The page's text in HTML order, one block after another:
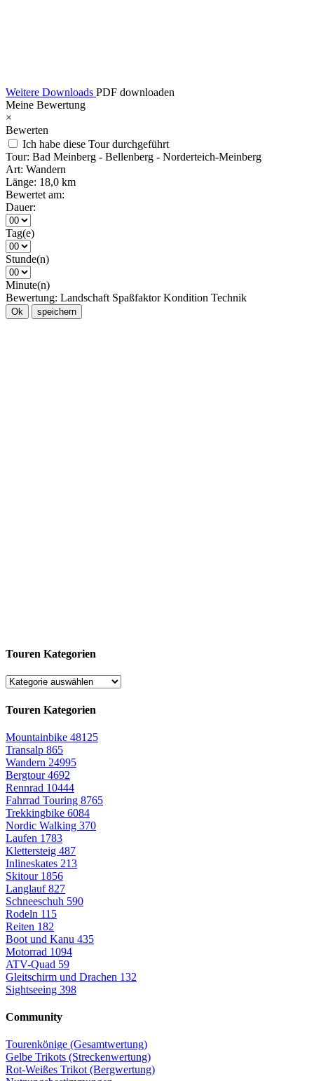
Weitere Downloads PDF downloaden
Meine Bewertung
×
Bewerten
Ich habe diese Tour durchgeführt
Tour: Bad Meinberg - Bellenberg - Norderteich-Meinberg
Art: Wandern
Länge: 18,0 km
Bewertet am:
Dauer:
Tag(e)
Stunde(n)
Minute(n)
Bewertung: Landschaft Spaßfaktor Kondition Technik
Ok speichern
Touren Kategorien
Touren Kategorien
Mountainbike 48125
Transalp 865
Wandern 24995
Bergtour4692
Rennrad 10444
Fahrrad Touring 8765
Trekkingbike 6084
Nordic Walking 370
Laufen 1783
Klettersteig 487
Inlineskates 213
Skitour 1856
Langlauf827
Schneeschuh 590
Rodeln 115
Reiten 182
Boot und Kanu 435
Motorrad 1094
ATV-Quad 59
Gleitschirm und Drachen 132
Sightseeing 398
Community
Tourenkönige (Gesamtwertung)
Gelbe Trikots (Streckenwertung)
Rot-Weißes Trikot (Bergwertung)